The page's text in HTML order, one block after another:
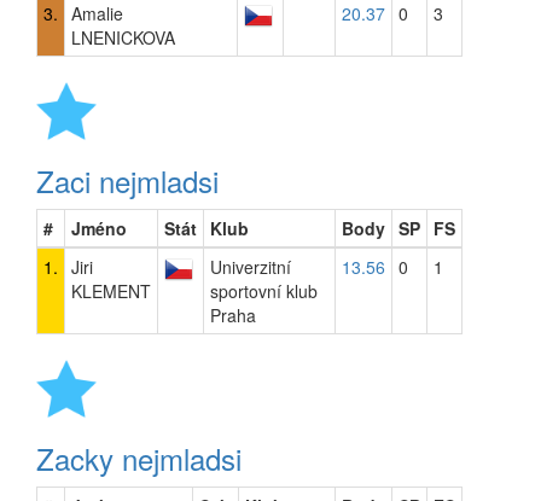
3. Amalie
LNENICKOVA
20.37 0 3
Zaci nejmladsi
# Jméno Stát Klub Body SP FS
1. Jiri
KLEMENT
Univerzitní
sportovní klub
Praha
13.56 0 1
Zacky nejmladsi